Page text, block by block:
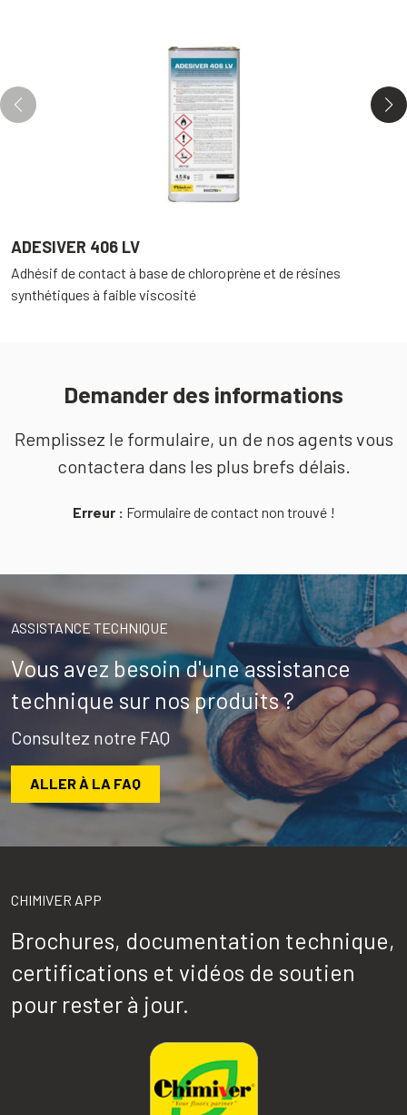
ADESIVER 406 LV
Adhésif de contact à base de chloroprène et de résines
synthétiques à faible viscosité
Demander des informations
Remplissez le formulaire, un de nos agents vous
contactera dans les plus brefs délais.
Erreur : Formulaire de contact non trouvé !
ASSISTANCE TECHNIQUE
Vous avez besoin d'une assistance
technique sur nos produits ?
Consultez notre FAQ
ALLER À LA FAQ
CHIMIVER APP
Brochures, documentation technique,
certifications et vidéos de soutien
pour rester à jour.